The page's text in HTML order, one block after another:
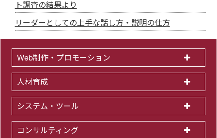
ト調査の結果より
リーダーとしての上手な話し方・説明の仕方
Web制作・プロモーション
人材育成
システム・ツール
コンサルティング